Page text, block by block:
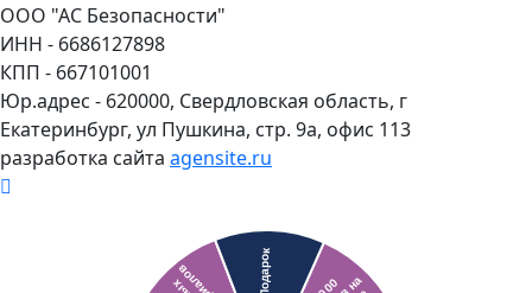
ООО "АС Безопасности"
ИНН - 6686127898
КПП - 667101001
Юр.адрес - 620000, Свердловская область, г
Екатеринбург, ул Пушкина, стр. 9а, офис 113
разработка сайта agensite.ru